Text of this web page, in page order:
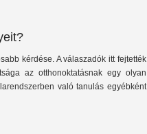
kérdése. A válaszadók itt fejtették
az otthonoktatásnak egy olyan
való tanulás egyébként